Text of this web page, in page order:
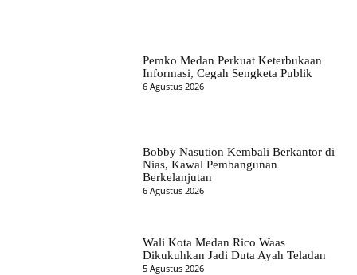
Pemko Medan Perkuat Keterbukaan
Informasi, Cegah Sengketa Publik
6 Agustus 2026
Bobby Nasution Kembali Berkantor di
Nias, Kawal Pembangunan
Berkelanjutan
6 Agustus 2026
Wali Kota Medan Rico Waas
Dikukuhkan Jadi Duta Ayah Teladan
5 Agustus 2026